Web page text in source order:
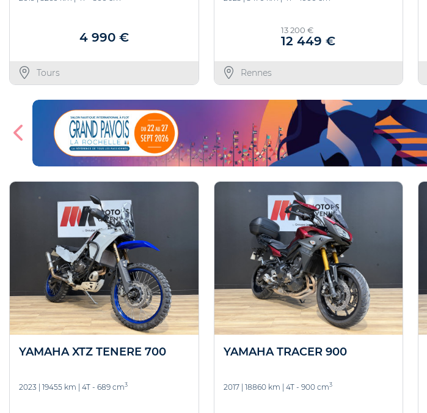
4 990 €
Tours
13 200 €
12 449 €
Rennes
YAMAHA XTZ TENERE 700
2023 | 19455 km | 4T - 689 cm3
YAMAHA TRACER 900
2017| 18860 km | 4T - 900 cm3